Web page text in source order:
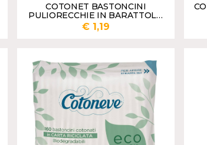
COTONET BASTONCINI
PULIORECCHIE IN BARATTOLO
PZ.100
€ 1,19